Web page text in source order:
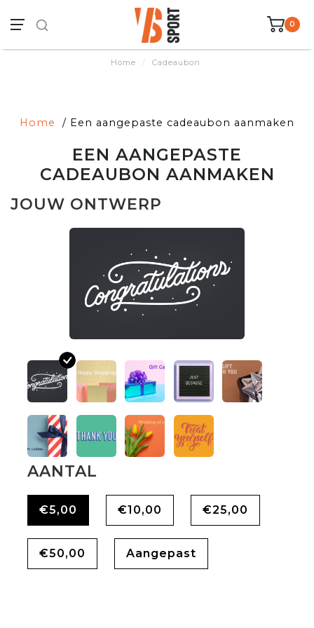
0
Home / Cadeaubon
Home / Een aangepaste cadeaubon aanmaken
EEN AANGEPASTE
CADEAUBON AANMAKEN
JOUW ONTWERP
AANTAL
€5,00 €10,00 €25,00
€50,00 Aangepast